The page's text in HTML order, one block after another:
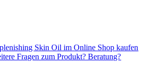
Skin Oil im Online Shop kaufen
Fragen zum Produkt? Beratung?